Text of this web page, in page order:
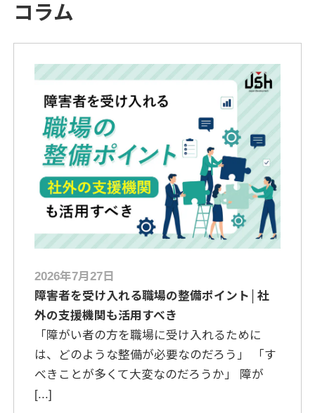
コラム
2026年7月27日
障害者を受け入れる職場の整備ポイント│社
外の支援機関も活用すべき
「障がい者の方を職場に受け入れるために
は、どのような整備が必要なのだろう」 「す
べきことが多くて大変なのだろうか」 障が
[...]